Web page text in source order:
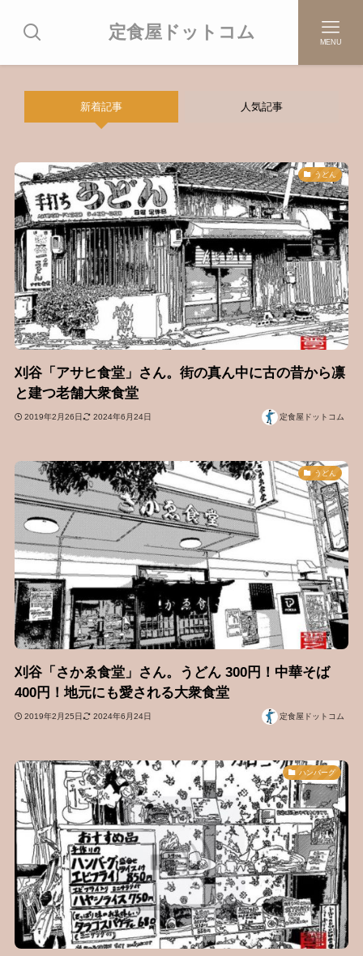
定食屋ドットコム MENU
新着記事 人気記事
うどん
刈谷「アサヒ食堂」さん。街の真ん中に古の昔から凛
と建つ老舗大衆食堂
2019年2月26日 2024年6月24日 定食屋ドットコム
うどん
刈谷「さかゑ食堂」さん。うどん 300円！中華そば
400円！地元にも愛される大衆食堂
2019年2月25日 2024年6月24日 定食屋ドットコム
ハンバーグ